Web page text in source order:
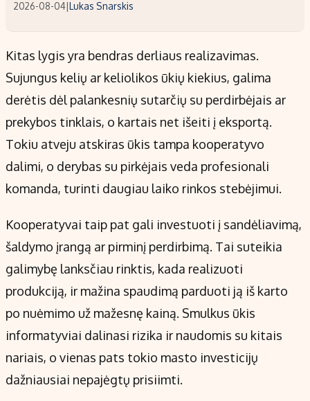
2026-08-04|Lukas Snarskis
Kitas lygis yra bendras derliaus realizavimas.
Sujungus kelių ar keliolikos ūkių kiekius, galima
derėtis dėl palankesnių sutarčių su perdirbėjais ar
prekybos tinklais, o kartais net išeiti į eksportą.
Tokiu atveju atskiras ūkis tampa kooperatyvo
dalimi, o derybas su pirkėjais veda profesionali
komanda, turinti daugiau laiko rinkos stebėjimui.
Kooperatyvai taip pat gali investuoti į sandėliavimą,
šaldymo įrangą ar pirminį perdirbimą. Tai suteikia
galimybę lanksčiau rinktis, kada realizuoti
produkciją, ir mažina spaudimą parduoti ją iš karto
po nuėmimo už mažesnę kainą. Smulkus ūkis
informatyviai dalinasi rizika ir naudomis su kitais
nariais, o vienas pats tokio masto investicijų
dažniausiai nepajėgtų prisiimti.